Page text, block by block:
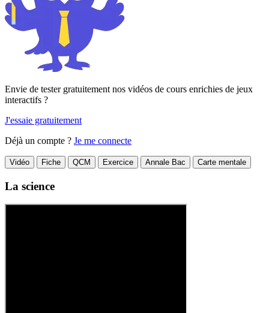
Envie de tester gratuitement nos vidéos de cours enrichies de jeux
interactifs ?
J'essaie gratuitement
Déjà un compte ? Je me connecte
Vidéo Fiche QCM Exercice Annale Bac Carte mentale
La science